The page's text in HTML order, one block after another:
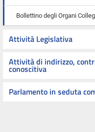
Bollettino degli Organi
Attività Legislativa
Attività di indirizzo,
conoscitiva
Parlamento in seduta